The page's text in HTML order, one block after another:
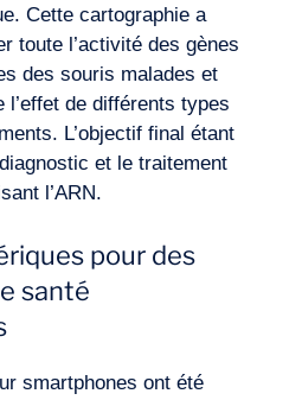
Cette cartographie a
toute l’activité des gènes
des souris malades et
l’effet de différents types
L’objectif final étant
et le traitement
l’ARN.
pour des
santé
smartphones ont été